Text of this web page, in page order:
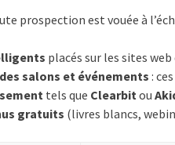
prospection est vouée à
placés sur les sites
salons et événements :
tels que Clearbit ou
gratuits (livres blancs,